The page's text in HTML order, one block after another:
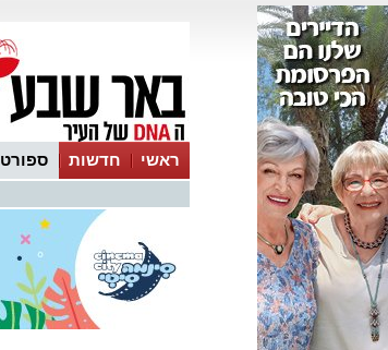
ראשי חדשות ספורט